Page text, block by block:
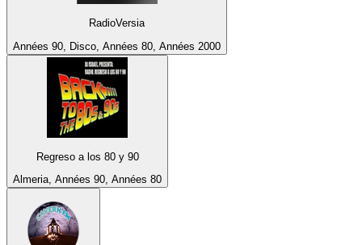
RadioVersia
Années 90, Disco, Années 80, Années 2000
Regreso a los 80 y 90
Almeria, Années 90, Années 80